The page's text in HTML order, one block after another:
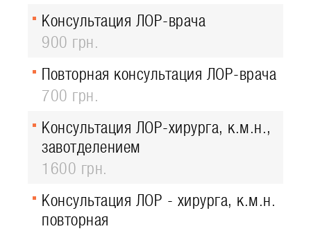
Консультация ЛОР-врача
900 грн.
Повторная консультация ЛОР-врача
700 грн.
Консультация ЛОР-хирурга, к.м.н.,
завотделением
1600 грн.
Консультация ЛОР - хирурга, к.м.н.
повторная